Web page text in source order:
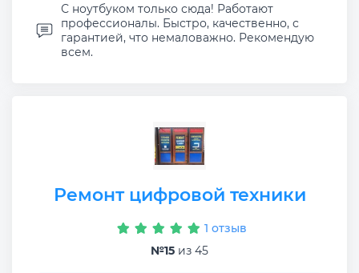
С ноутбуком только сюда! Работают
профессионалы. Быстро, качественно, с
гарантией, что немаловажно. Рекомендую
всем.
Ремонт цифровой техники
1 отзыв
№15 из 45